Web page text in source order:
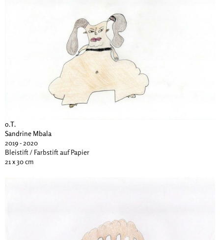
o.T.
Sandrine Mbala
2019 - 2020
Bleistift / Farbstift auf Papier
21 x 30 cm